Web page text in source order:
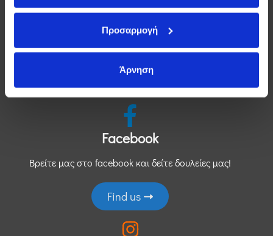
Προσαρμογή
Άρνηση
επιλεγούν
σελίδα
του
προϊόντος
Join Tik-Tok
Δείτε μας στο tik-tok με νέα βίντεο κάθε εβδομάδα!
Facebook
Βρείτε μας στο facebook και δείτε δουλείες μας!
Find us